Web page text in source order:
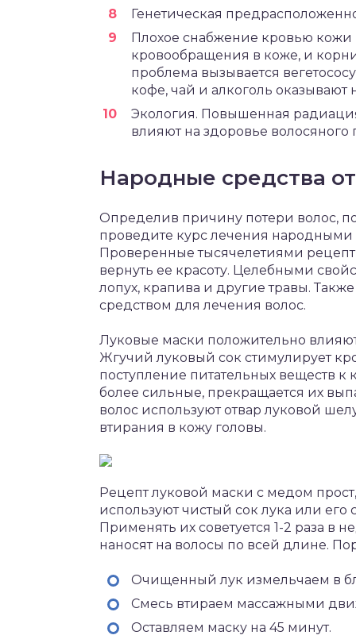
Генетическая
Плохое снабжение кровью кожи
кровообращения в коже, и
проблема вызывается
кофе, чай и алкоголь оказывают
Экология. Повышенная
влияют на здоровье волосяного
Народные средства
Определив причину потери волос,
проведите курс лечения
Проверенные тысячелетиями
вернуть ее красоту. Целебными
лопух, крапива и другие травы.
средством для лечения волос.
Луковые маски положительно
Жгучий луковый сок стимулирует
поступление питательных веществ к
более сильные, прекращается их
волос используют отвар луковой
втирания в кожу головы.
Рецепт луковой маски с медом
используют чистый сок лука или
Применять их советуется 1-2 раза в
наносят на волосы по всей длине.
Очищенный лук измельчаем в
Смесь втираем массажными
Оставляем маску на 45 минут.